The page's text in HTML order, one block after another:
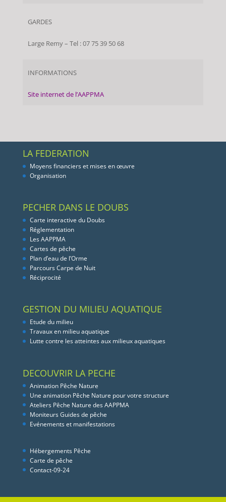
GARDES
Large Remy – Tel : 07 75 39 50 68
INFORMATIONS
Site internet de l’AAPPMA
LA FEDERATION
Moyens financiers et mises en œuvre
Organisation
PECHER DANS LE DOUBS
Carte interactive du Doubs
Réglementation
Les AAPPMA
Cartes de pêche
Plan d’eau de l’Orme
Parcours Carpe de Nuit
Réciprocité
GESTION DU MILIEU AQUATIQUE
Etude du milieu
Travaux en milieu aquatique
Lutte contre les atteintes aux milieux aquatiques
DECOUVRIR LA PECHE
Animation Pêche Nature
Une animation Pêche Nature pour votre structure
Ateliers Pêche Nature des AAPPMA
Moniteurs Guides de pêche
Evénements et manifestations
Hébergements Pêche
Carte de pêche
Contact-09-24